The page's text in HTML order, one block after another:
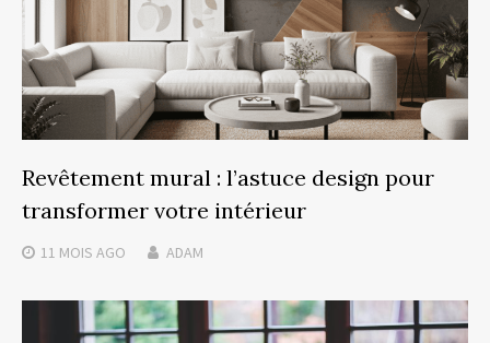
Revêtement mural : l’astuce design pour
transformer votre intérieur
11 MOIS AGO ADAM